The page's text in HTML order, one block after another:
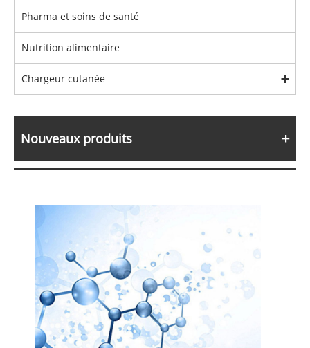
Pharma et soins de santé
Nutrition alimentaire
Chargeur cutanée
Nouveaux produits